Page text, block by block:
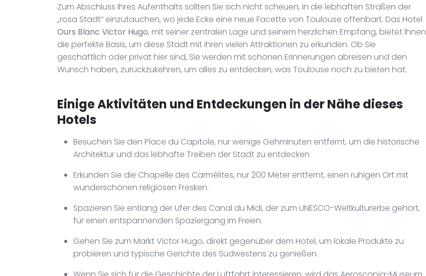
Zum Abschluss Ihres Aufenthalts sollten Sie sich nicht scheuen, in die lebhaften Straßen der
„rosa Stadt“ einzutauchen, wo jede Ecke eine neue Facette von Toulouse offenbart. Das Hotel
Ours Blanc Victor Hugo, mit seiner zentralen Lage und seinem herzlichen Empfang, bietet Ihnen
die perfekte Basis, um diese Stadt mit ihren vielen Attraktionen zu erkunden. Ob Sie
geschäftlich oder privat hier sind, Sie werden mit schönen Erinnerungen abreisen und den
Wunsch haben, zurückzukehren, um alles zu entdecken, was Toulouse noch zu bieten hat.
Einige Aktivitäten und Entdeckungen in der Nähe dieses
Hotels
Besuchen Sie den Place du Capitole, nur wenige Gehminuten entfernt, um die historische
Architektur und das lebhafte Treiben der Stadt zu entdecken.
Erkunden Sie die Chapelle des Carmélites, nur 200 Meter entfernt, einen ruhigen Ort mit
wunderschönen religiösen Fresken.
Spazieren Sie entlang der Ufer des Canal du Midi, der zum UNESCO-Weltkulturerbe gehört,
für einen entspannenden Spaziergang im Freien.
Gehen Sie zum Markt Victor Hugo, direkt gegenüber dem Hotel, um lokale Produkte zu
probieren und typische Gerichte des Südwestens zu genießen.